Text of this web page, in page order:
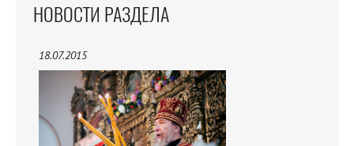
НОВОСТИ РАЗДЕЛА
18.07.2015